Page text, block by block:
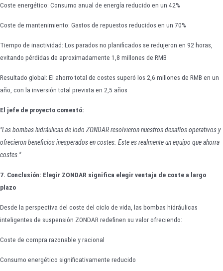
Coste energético: Consumo anual de energía reducido en un 42%
Coste de mantenimiento: Gastos de repuestos reducidos en un 70%
Tiempo de inactividad: Los parados no planificados se redujeron en 92 horas,
evitando pérdidas de aproximadamente 1,8 millones de RMB
Resultado global: El ahorro total de costes superó los 2,6 millones de RMB en un
año, con la inversión total prevista en 2,5 años
El jefe de proyecto comentó:
"Las bombas hidráulicas de lodo ZONDAR resolvieron nuestros desafíos operativos y
ofrecieron beneficios inesperados en costes. Este es realmente un equipo que ahorra
costes."
7. Conclusión: Elegir ZONDAR significa elegir ventaja de coste a largo
plazo
Desde la perspectiva del coste del ciclo de vida, las bombas hidráulicas
inteligentes de suspensión ZONDAR redefinen su valor ofreciendo:
Coste de compra razonable y racional
Consumo energético significativamente reducido